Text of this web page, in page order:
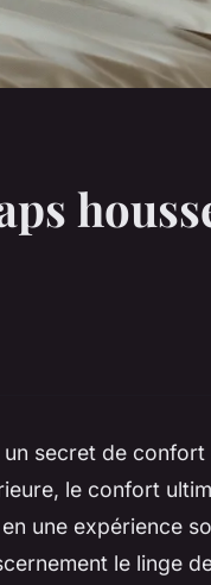
secret de confort
le confort
une expérience
le linge